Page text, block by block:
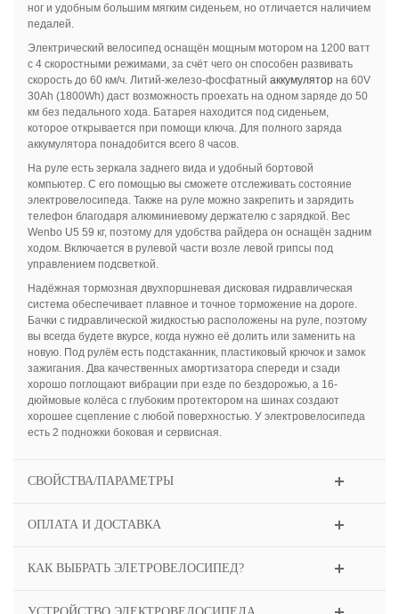
ног и удобным большим мягким сиденьем, но отличается наличием
педалей.
Электрический велосипед оснащён мощным мотором на 1200 ватт
с 4 скоростными режимами, за счёт чего он способен развивать
скорость до 60 км/ч. Литий-железо-фосфатный аккумуляторна 60V
30Ah (1800Wh) даст возможность проехать на одном заряде до 50
км без педального хода. Батарея находится под сиденьем,
которое открывается при помощи ключа. Для полного заряда
аккумулятора понадобится всего 8 часов.
На руле есть зеркала заднего вида и удобный бортовой
компьютер. С его помощью вы сможете отслеживать состояние
электровелосипеда. Также на руле можно закрепить и зарядить
телефон благодаря алюминиевому держателю с зарядкой. Вес
Wenbo U5 59 кг, поэтому для удобства райдера он оснащён задним
ходом. Включается в рулевой части возле левой грипсы под
управлением подсветкой.
Надёжная тормозная двухпоршневая дисковая гидравлическая
система обеспечивает плавное и точное торможение на дороге.
Бачки с гидравлической жидкостью расположены на руле, поэтому
вы всегда будете вкурсе, когда нужно её долить или заменить на
новую. Под рулём есть подстаканник, пластиковый крючок и замок
зажигания. Два качественных амортизатора спереди и сзади
хорошо поглощают вибрации при езде по бездорожью, а 16-
дюймовые колёса с глубоким протектором на шинах создают
хорошее сцепление с любой поверхностью. У электровелосипеда
есть 2 подножки боковая и сервисная.
СВОЙСТВА/ПАРАМЕТРЫ
ОПЛАТА И ДОСТАВКА
КАК ВЫБРАТЬ ЭЛЕТРОВЕЛОСИПЕД?